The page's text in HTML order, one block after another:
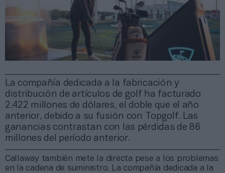
La compañía dedicada a la fabricación y
distribución de artículos de golf ha facturado
2.422 millones de dólares, el doble que el año
anterior, debido a su fusión con Topgolf. Las
ganancias contrastan con las pérdidas de 86
millones del período anterior.
Callaway también mete la directa pese a los problemas
en la cadena de suministro. La compañía dedicada a la